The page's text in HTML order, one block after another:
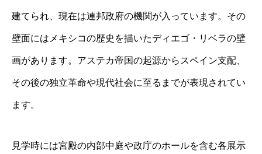
建てられ、現在は連邦政府の機関が入っています。その
壁面にはメキシコの歴史を描いたディエゴ・リベラの壁
画があります。アステカ帝国の起源からスペイン支配、
その後の独立革命や現代社会に至るまでが表現されてい
ます。
見学時には宮殿の内部中庭や政庁のホールを含む各展示